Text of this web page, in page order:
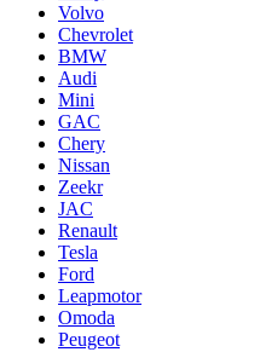
Volvo
Chevrolet
BMW
Audi
Mini
GAC
Chery
Nissan
Zeekr
JAC
Renault
Tesla
Ford
Leapmotor
Omoda
Peugeot